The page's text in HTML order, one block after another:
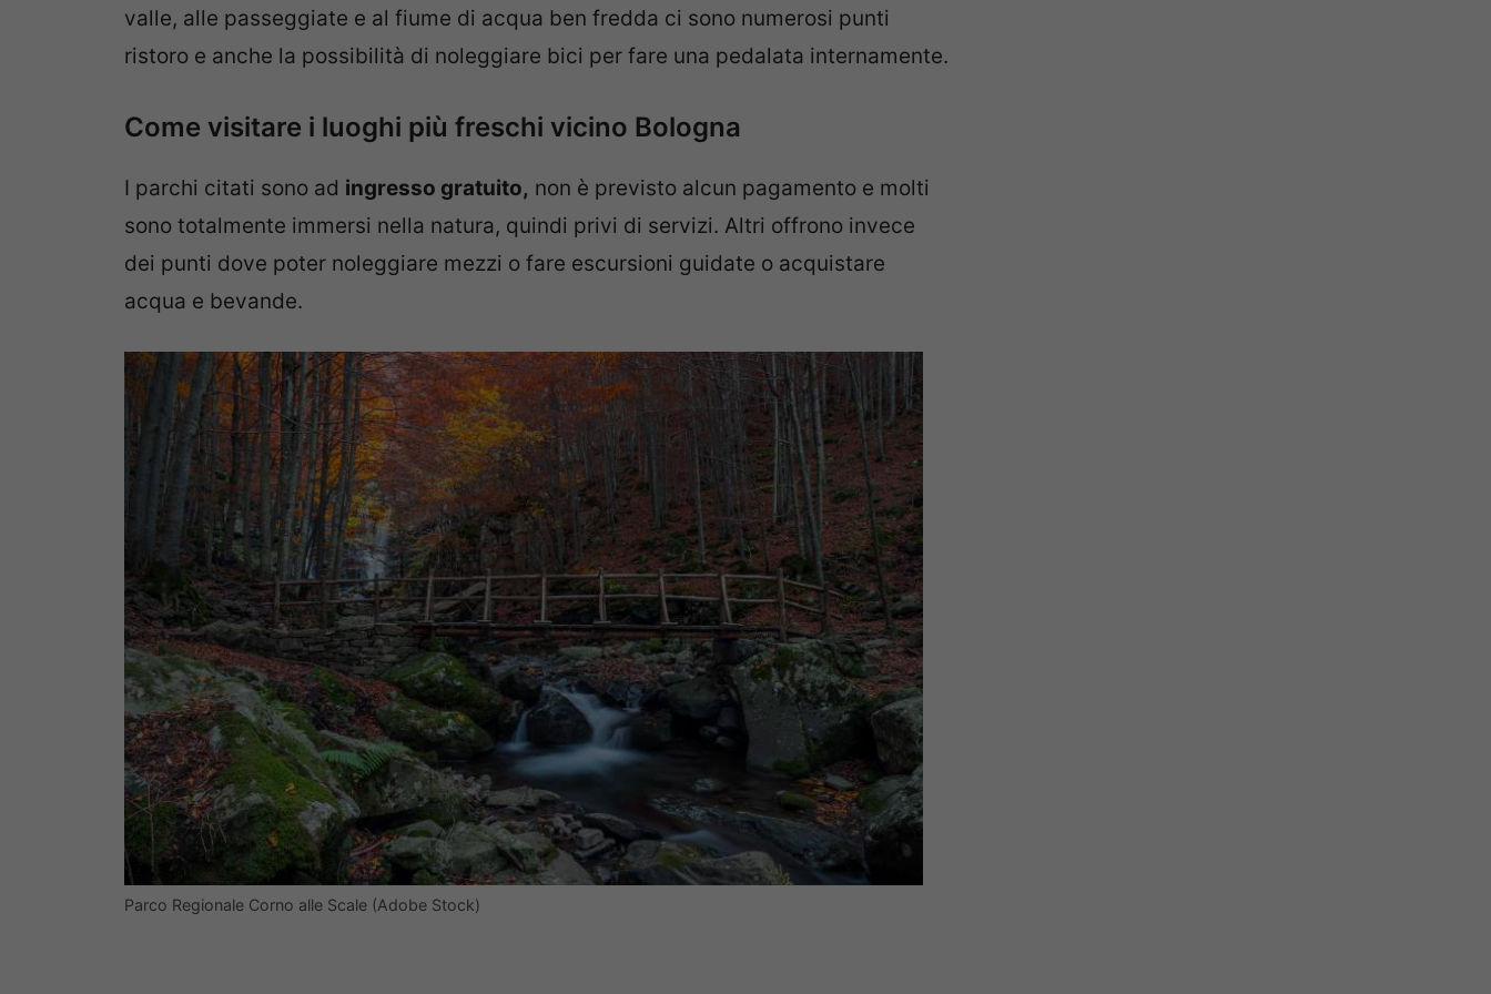
valle, alle passeggiate e al fiume di acqua ben fredda ci sono numerosi punti
ristoro e anche la possibilità di noleggiare bici per fare una pedalata internamente.
Come visitare i luoghi più freschi vicino Bologna
I parchi citati sono ad ingresso gratuito, non è previsto alcun pagamento e molti
sono totalmente immersi nella natura, quindi privi di servizi. Altri offrono invece
dei punti dove poter noleggiare mezzi o fare escursioni guidate o acquistare
acqua e bevande.
Parco Regionale Corno alle Scale (Adobe Stock)